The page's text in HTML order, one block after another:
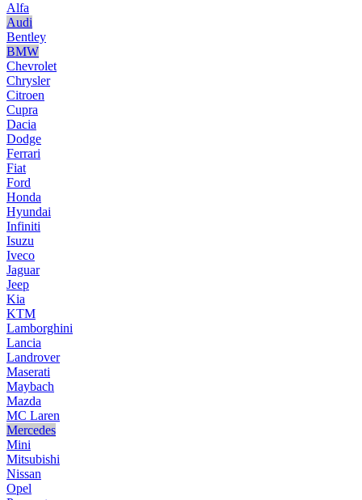
Alfa
Audi
Bentley
BMW
Chevrolet
Chrysler
Citroen
Cupra
Dacia
Dodge
Ferrari
Fiat
Ford
Honda
Hyundai
Infiniti
Isuzu
Iveco
Jaguar
Jeep
Kia
KTM
Lamborghini
Lancia
Landrover
Maserati
Maybach
Mazda
MC Laren
Mercedes
Mini
Mitsubishi
Nissan
Opel